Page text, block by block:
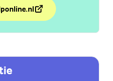
hulp?